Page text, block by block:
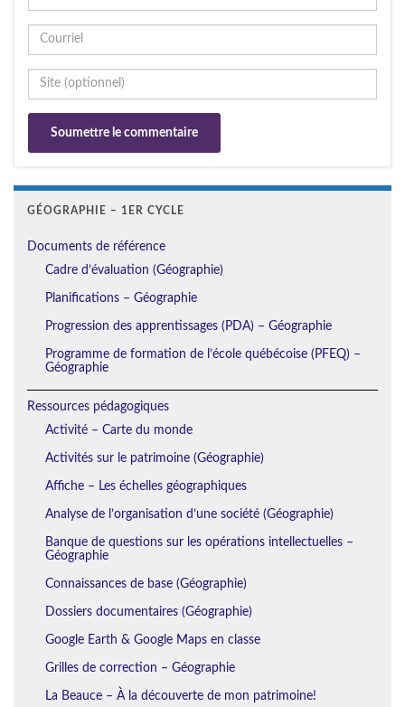
GÉOGRAPHIE – 1ER CYCLE
Documents de référence
Cadre d’évaluation (Géographie)
Planifications – Géographie
Progression des apprentissages (PDA) – Géographie
Programme de formation de l’école québécoise (PFEQ) –
Géographie
Ressources pédagogiques
Activité – Carte du monde
Activités sur le patrimoine (Géographie)
Affiche – Les échelles géographiques
Analyse de l’organisation d’une société (Géographie)
Banque de questions sur les opérations intellectuelles –
Géographie
Connaissances de base (Géographie)
Dossiers documentaires (Géographie)
Google Earth & Google Maps en classe
Grilles de correction – Géographie
La Beauce – À la découverte de mon patrimoine!